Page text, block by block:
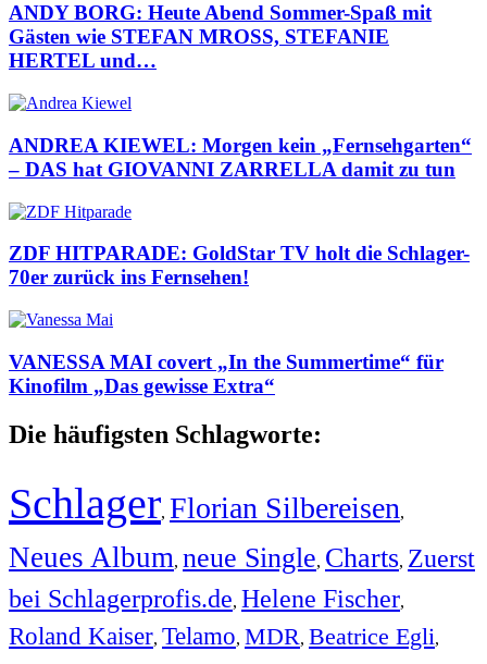
ANDY BORG: Heute Abend Sommer-Spaß mit
Gästen wie STEFAN MROSS, STEFANIE
HERTEL und…
ANDREA KIEWEL: Morgen kein „Fernsehgarten“
– DAS hat GIOVANNI ZARRELLA damit zu tun
ZDF HITPARADE: GoldStar TV holt die Schlager-
70er zurück ins Fernsehen!
VANESSA MAI covert „In the Summertime“ für
Kinofilm „Das gewisse Extra“
Die häufigsten Schlagworte:
Schlager, Florian Silbereisen,
Neues Album, neue Single, Charts, Zuerst
bei Schlagerprofis.de, Helene Fischer,
Roland Kaiser, Telamo, MDR, Beatrice Egli,